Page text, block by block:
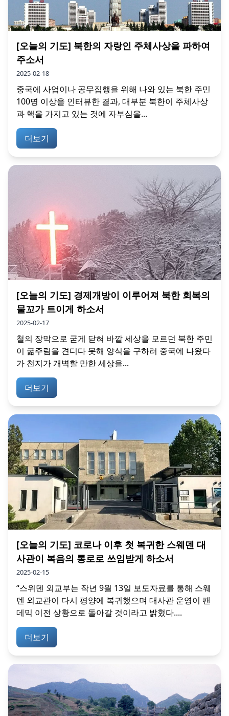
[오늘의 기도] 북한의 자랑인 주체사상을 파하여
주소서
2025-02-18
중국에 사업이나 공무집행을 위해 나와 있는 북한 주민
100명 이상을 인터뷰한 결과, 대부분 북한이 주체사상
과 핵을 가지고 있는 것에 자부심을...
더보기
[오늘의 기도] 경제개방이 이루어져 북한 회복의
물꼬가 트이게 하소서
2025-02-17
철의 장막으로 굳게 닫혀 바깥 세상을 모르던 북한 주민
이 굶주림을 견디다 못해 양식을 구하러 중국에 나왔다
가 천지가 개벽할 만한 세상을...
더보기
[오늘의 기도] 코로나 이후 첫 복귀한 스웨덴 대
사관이 복음의 통로로 쓰임받게 하소서
2025-02-15
“스위덴 외교부는 작년 9월 13일 보도자료를 통해 스웨
덴 외교관이 다시 평양에 복귀했으며 대사관 운영이 팬
데믹 이전 상황으로 돌아갈 것이라고 밝혔다....
더보기